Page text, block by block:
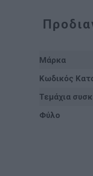
Μάρκα
Κωδικός
Τεμάχια
Φύλο